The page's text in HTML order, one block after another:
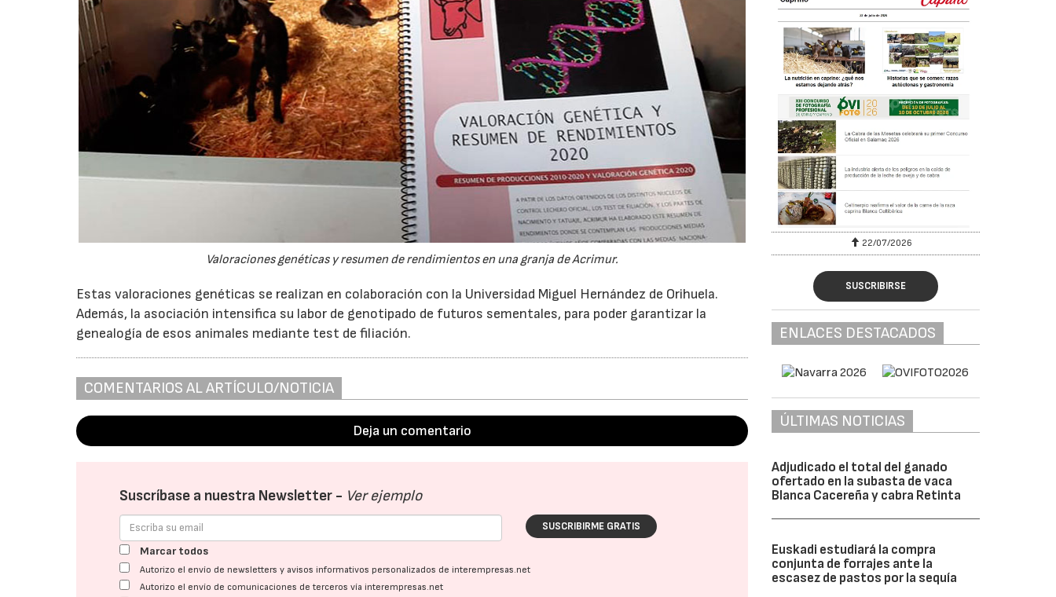
Valoraciones genéticas y resumen de rendimientos en una granja de Acrimur.
Estas valoraciones genéticas se realizan en colaboración con la Universidad Miguel Hernández de Orihuela.
Además, la asociación intensifica su labor de genotipado de futuros sementales, para poder garantizar la
genealogía de esos animales mediante test de filiación.
COMENTARIOS AL ARTÍCULO/NOTICIA
Deja un comentario
Suscríbase a nuestra Newsletter - Ver ejemplo
SUSCRIBIRME GRATIS
Marcar todos
Autorizo el envío de newsletters y avisos informativos personalizados de interempresas.net
Autorizo el envío de comunicaciones de terceros vía interempresas.net
22/07/2026 29/07/2026 22/07/2026
SUSCRIBIRSE
ENLACES DESTACADOS
ÚLTIMAS NOTICIAS
Adjudicado el total del ganado
ofertado en la subasta de vaca
Blanca Cacereña y cabra Retinta
Euskadi estudiará la compra
conjunta de forrajes ante la
escasez de pastos por la sequía